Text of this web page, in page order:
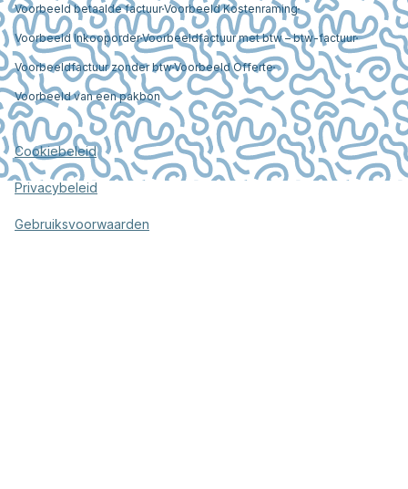
Voorbeeld betaalde factuurVoorbeeld Kostenraming
Voorbeeld InkooporderVoorbeeldfactuur met btw – btw-factuur
Voorbeeldfactuur zonder btwVoorbeeld Offerte
Voorbeeld van een pakbon
Cookiebeleid
Privacybeleid
Gebruiksvoorwaarden